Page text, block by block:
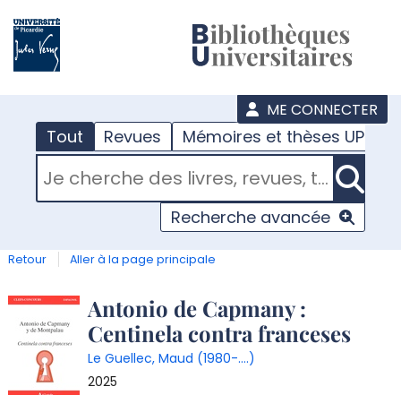
ME CONNECTER
Tout Revues Mémoires et thèses UPJV
RECHERCHER DANS "TOUT"
Recherche avancée
Retour Aller à la page principale
Détail
document
Antonio de Capmany :
Centinela contra franceses
Le Guellec, Maud (1980-....)
2025